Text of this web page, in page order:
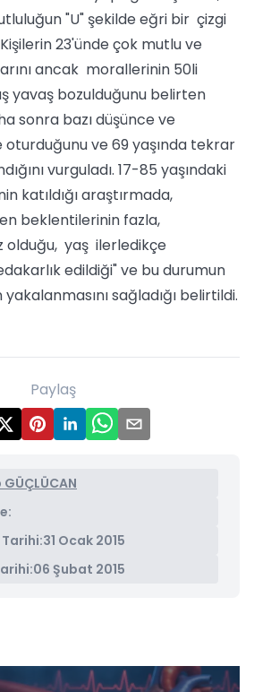
"U" şekilde eğri bir çizgi
23'ünde çok mutlu ve
ancak morallerinin 50li
yavaş bozulduğunu belirten
sonra bazı düşünce ve
ve 69 yaşında tekrar
vurguladı. 17-85 yaşındaki
katıldığı araştırmada,
beklentilerinin fazla,
olduğu, yaş ilerledikçe
edildiği" ve bu durumun
sağladığı belirtildi.
Paylaş
31 Ocak 2015
06 Şubat 2015